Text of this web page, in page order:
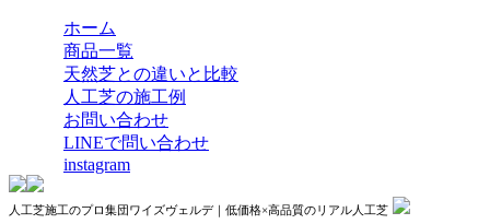
ホーム
商品一覧
天然芝との違いと比較
人工芝の施工例
お問い合わせ
LINEで問い合わせ
instagram
人工芝施工のプロ集団ワイズヴェルデ｜低価格×高品質のリアル人工芝